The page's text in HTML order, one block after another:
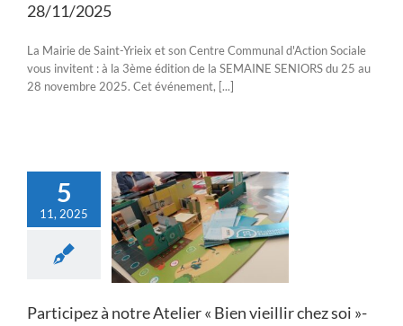
28/11/2025
La Mairie de Saint-Yrieix et son Centre Communal d'Action Sociale
vous invitent : à la 3ème édition de la SEMAINE SENIORS du 25 au
28 novembre 2025. Cet événement, [...]
5
11, 2025
à notre Atelier
Participez à notre Atelier « Bien vieillir chez soi »-